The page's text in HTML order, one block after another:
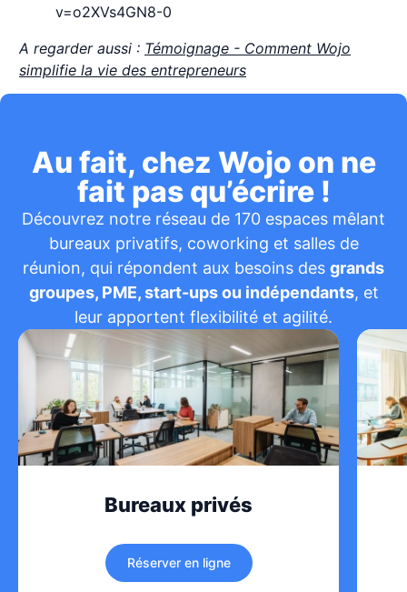
v=o2XVs4GN8-0
A regarder aussi : Témoignage - Comment Wojo
simplifie la vie des entrepreneurs
Au fait, chez Wojo on ne
fait pas qu’écrire !
Découvrez notre réseau de 170 espaces mêlant
bureaux privatifs, coworking et salles de
réunion, qui répondent aux besoins des grands
groupes, PME, start-ups ou indépendants, et
leur apportent flexibilité et agilité.
Bureaux privés
Réserver en ligne